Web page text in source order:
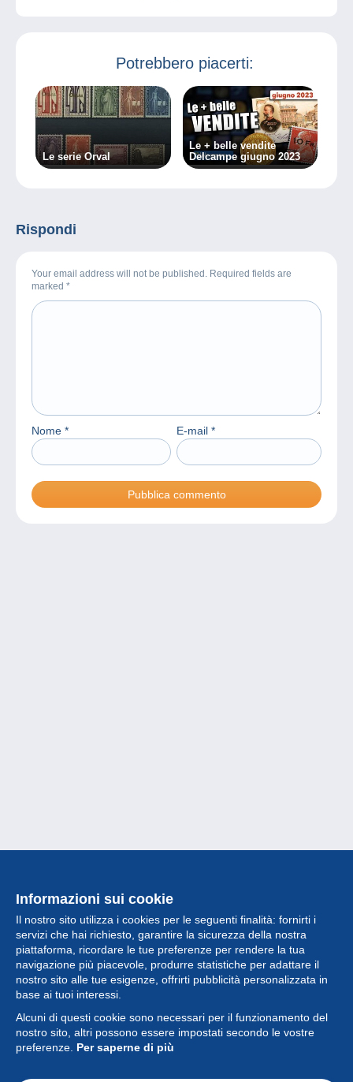
Potrebbero piacerti:
Le serie Orval
Le + belle vendite
Delcampe giugno 2023
Rispondi
Your email address will not be published. Required fields are
marked *
Nome * E-mail *
Informazioni sui cookie
Il nostro sito utilizza i cookies per le seguenti finalità: fornirti i
servizi che hai richiesto, garantire la sicurezza della nostra
piattaforma, ricordare le tue preferenze per rendere la tua
navigazione più piacevole, produrre statistiche per adattare il
nostro sito alle tue esigenze, offrirti pubblicità personalizzata in
base ai tuoi interessi.
Alcuni di questi cookie sono necessari per il funzionamento del
nostro sito, altri possono essere impostati secondo le vostre
preferenze. Per saperne di più
Collezione
Novità
Funzione